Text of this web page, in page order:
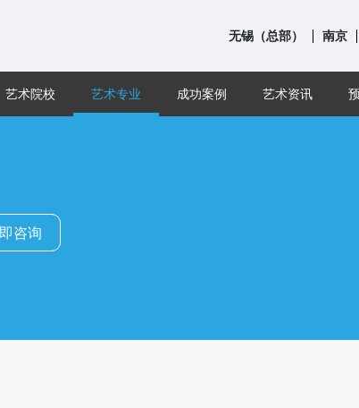
无锡（总部） 南京
艺术院校 艺术专业 成功案例 艺术资讯
咨询